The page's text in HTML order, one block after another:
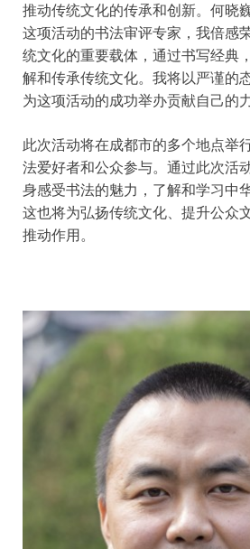
推动传统文化的传承和创新。何晓
这项活动的书法审评专家，我倍感
统文化的重要载体，通过书写经典
解和传承传统文化。我将以严谨的
为这项活动的成功举办贡献自己的
此次活动将在成都市的多个地点举
法爱好者和公众参与。通过此次活
身感受书法的魅力，了解和学习中
这也将为弘扬传统文化、提升公众
推动作用。